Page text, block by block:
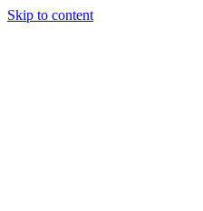
Skip to content